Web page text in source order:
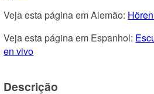
Veja esta página em Alemão:
Veja esta página em Espanhol:
en vivo
Descrição